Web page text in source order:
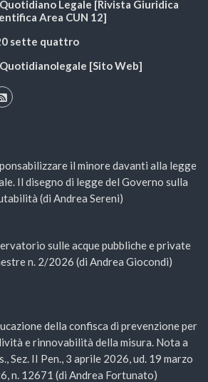
Legale [Rivista Giuridica
Area CUN 12]
sette quattro
[Sito Web]
il minore davanti alla legge
Il disegno di legge del Governo sulla
(di Andrea Sereni)
sulle acque pubbliche e private
n. 2/2026 (di Andrea Giocondi)
della confisca di prevenzione per
e rinnovabilità della misura. Nota a
Sez. II Pen., 3 aprile 2026, ud. 19 marzo
n. 12671 (di Andrea Fortunato)